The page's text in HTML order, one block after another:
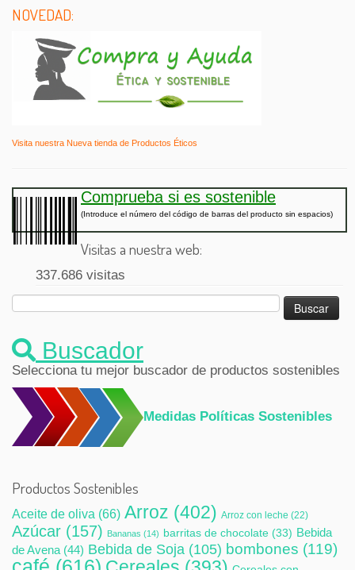
NOVEDAD:
Visita nuestra Nueva tienda de Productos Éticos
Comprueba si es sostenible
(Introduce el número del código de barras del producto sin espacios)
Visitas a nuestra web:
337.686 visitas
Buscador
Selecciona tu mejor buscador de productos sostenibles
Medidas Políticas Sostenibles
Productos Sostenibles
Aceite de oliva (66) Arroz (402) Arroz con leche (22)
Azúcar (157) Bananas (14) barritas de chocolate (33) Bebida
de Avena(44) Bebida de Soja (105) bombones (119)